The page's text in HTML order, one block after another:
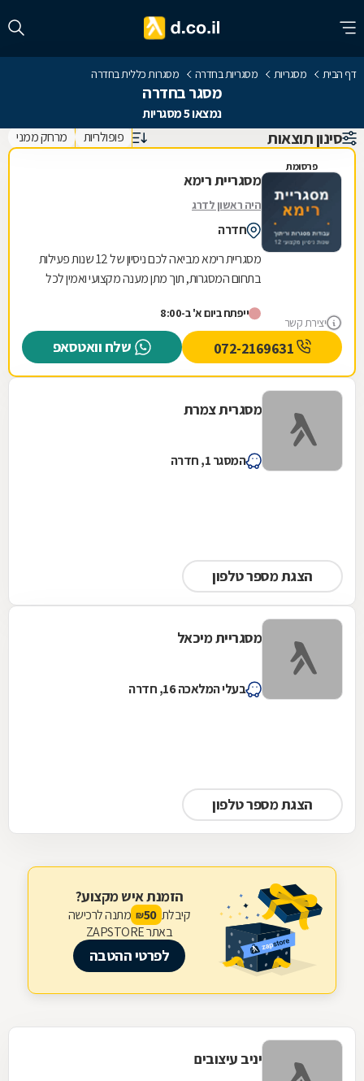
דף הבית מסגריות מסגריות בחדרה מסגרות כללית בחדרה
מסגר בחדרה
נמצאו 5 מסגריות
סינון תוצאות פופולריות מרחק ממני
פרסומת
יצירת קשר
מסגריית רימא
היה ראשון לדרג
חדרה
מסגריית רימא מביאה לכם ניסיון של 12 שנות פעילות
בתחום המסגרות, תוך מתן מענה מקצועי ואמין לכל
ייפתח ביום א' ב-8:00
שלח וואטסאפ
מסגרית צמרת
המסגר 1, חדרה
הצגת מספר טלפון
מסגריית מיכאל
בעלי המלאכה 16, חדרה
הצגת מספר טלפון
הזמנת איש מקצוע?
קיבלת 50
₪ מתנה לרכישה
באתר ZAPSTORE
לפרטי ההטבה
יניב עיצובים